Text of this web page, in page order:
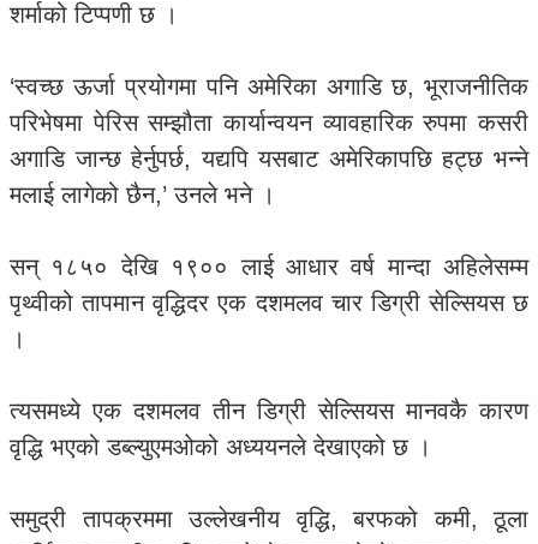
शर्माको टिप्पणी छ ।
‘स्वच्छ ऊर्जा प्रयोगमा पनि अमेरिका अगाडि छ, भूराजनीतिक
परिभेषमा पेरिस सम्झौता कार्यान्वयन व्यावहारिक रुपमा कसरी
अगाडि जान्छ हेर्नुपर्छ, यद्यपि यसबाट अमेरिकापछि हट्छ भन्ने
मलाई लागेको छैन,’ उनले भने ।
सन् १८५० देखि १९०० लाई आधार वर्ष मान्दा अहिलेसम्म
पृथ्वीको तापमान वृद्धिदर एक दशमलव चार डिग्री सेल्सियस छ
।
त्यसमध्ये एक दशमलव तीन डिग्री सेल्सियस मानवकै कारण
वृद्धि भएको डब्ल्युएमओको अध्ययनले देखाएको छ ।
समुद्री तापक्रममा उल्लेखनीय वृद्धि, बरफको कमी, ठूला